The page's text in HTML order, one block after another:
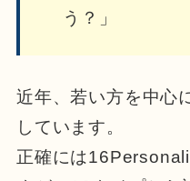
う？」
近年、若い方を中心
しています。
正確には